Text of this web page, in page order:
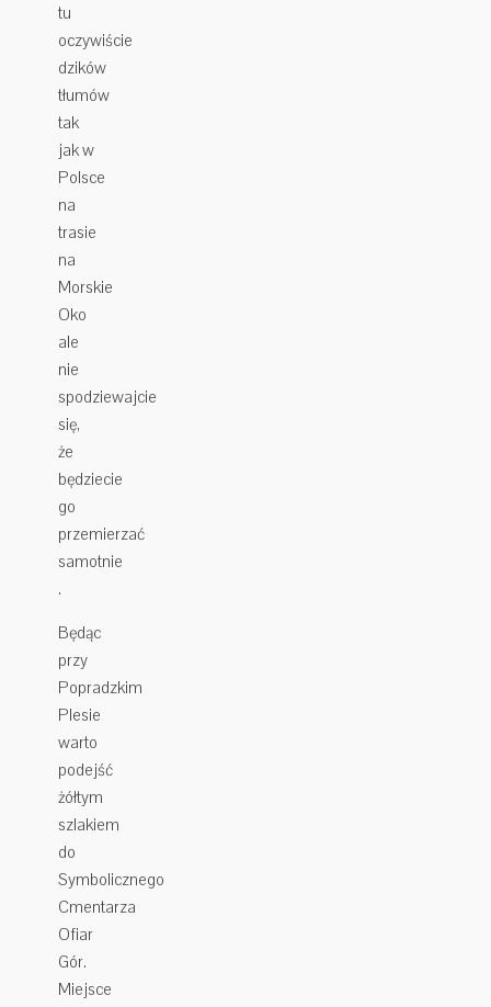
tu
oczywiście
dzików
tłumów
tak
jak w
Polsce
na
trasie
na
Morskie
Oko
ale
nie
spodziewajcie
się,
że
będziecie
go
przemierzać
samotnie
.
Będąc
przy
Popradzkim
Plesie
warto
podejść
żółtym
szlakiem
do
Symbolicznego
Cmentarza
Ofiar
Gór.
Miejsce